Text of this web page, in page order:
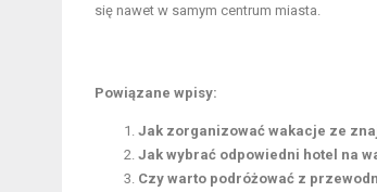
się nawet w samym centrum miasta.
Powiązane wpisy:
Jak zorganizować wakacje ze
Jak wybrać odpowiedni hotel na
Czy warto podróżować z